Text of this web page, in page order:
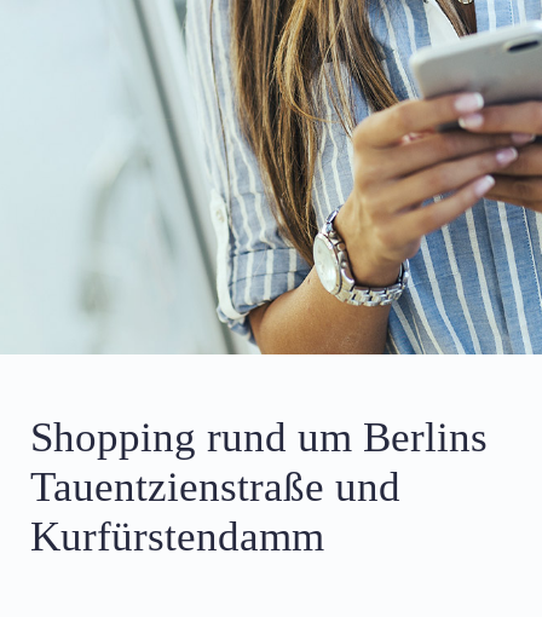
Shopping rund um Berlins
Tauentzienstraße und
Kurfürstendamm